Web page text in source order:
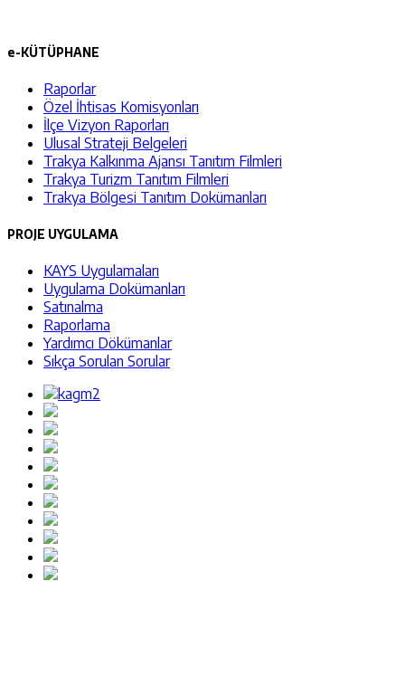
e-KÜTÜPHANE
Raporlar
Özel İhtisas Komisyonları
İlçe Vizyon Raporları
Ulusal Strateji Belgeleri
Trakya Kalkınma Ajansı Tanıtım Filmleri
Trakya Turizm Tanıtım Filmleri
Trakya Bölgesi Tanıtım Dokümanları
PROJE UYGULAMA
KAYS Uygulamaları
Uygulama Dokümanları
Satınalma
Raporlama
Yardımcı Dökümanlar
Sıkça Sorulan Sorular